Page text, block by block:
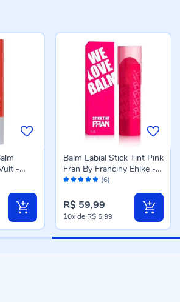
-
Avaliação: (6)
Balm Labial Stick Tint Pink
Fran By Franciny Ehlke -
6,3g
R$ 59,99
10xde R$ 5,99